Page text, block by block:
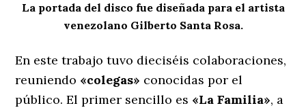
La portada del disco fue diseñada para el artista
venezolano Gilberto Santa Rosa.
En este trabajo tuvo dieciséis colaboraciones,
reuniendo «colegas» conocidas por el
público. El primer sencillo es «La Familia», a